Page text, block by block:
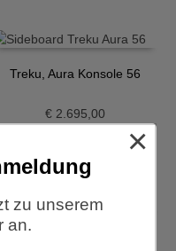
Treku, Aura Konsole 56
€ 2.695,00
zu unserem
an.
×